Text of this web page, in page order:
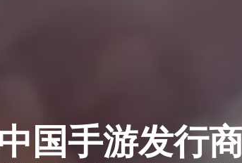
国手游发行